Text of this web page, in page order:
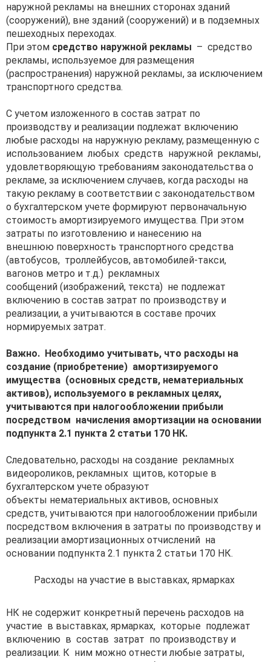
наружной рекламы на внешних сторонах зданий
(сооружений), вне зданий (сооружений) и в подземных
пешеходных переходах.
При этом средство наружной рекламы – средство
рекламы, используемое для размещения
(распространения) наружной рекламы, за исключением
транспортного средства.
С учетом изложенного в состав затрат по
производству и реализации подлежат включению
любые расходы на наружную рекламу, размещенную с
использованием любых средств наружной рекламы,
удовлетворяющую требованиям законодательства о
рекламе, за исключением случаев, когда расходы на
такую рекламу в соответствии с законодательством
о бухгалтерском учете формируют первоначальную
стоимость амортизируемого имущества. При этом
затраты по изготовлению и нанесению на
внешнюю поверхность транспортного средства
(автобусов, троллейбусов, автомобилей-такси,
вагонов метро и т.д.) рекламных
сообщений (изображений, текста) не подлежат
включению в состав затрат по производству и
реализации, а учитываются в составе прочих
нормируемых затрат.
Важно. Необходимо учитывать, что расходы на
создание (приобретение) амортизируемого
имущества (основных средств, нематериальных
активов), используемого в рекламных целях,
учитываются при налогообложении прибыли
посредством начисления амортизации на основании
подпункта 2.1 пункта 2 статьи 170 НК.
Следовательно, расходы на создание рекламных
видеороликов, рекламных щитов, которые в
бухгалтерском учете образуют
объекты нематериальных активов, основных
средств, учитываются при налогообложении прибыли
посредством включения в затраты по производству и
реализации амортизационных отчислений на
основании подпункта 2.1 пункта 2 статьи 170 НК.
Расходы на участие в выставках, ярмарках
НК не содержит конкретный перечень расходов на
участие в выставках, ярмарках, которые подлежат
включению в состав затрат по производству и
реализации. К ним можно отнести любые затраты,